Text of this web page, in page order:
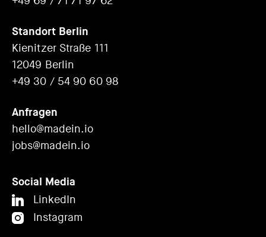
Standort Berlin
Kienitzer Straße 111
12049 Berlin
+49 30 / 54 90 60 98
Anfragen
hello@madein.io
jobs@madein.io
Social Media
LinkedIn
Instagram